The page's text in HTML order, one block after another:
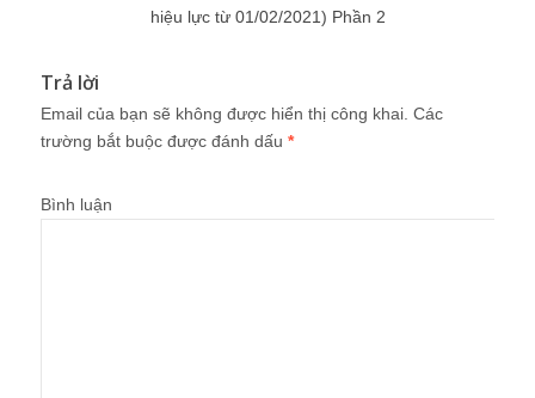
hiệu lực từ 01/02/2021) Phần 2
Trả lời
Email của bạn sẽ không được hiển thị công khai. Các
trường bắt buộc được đánh dấu *
Bình luận